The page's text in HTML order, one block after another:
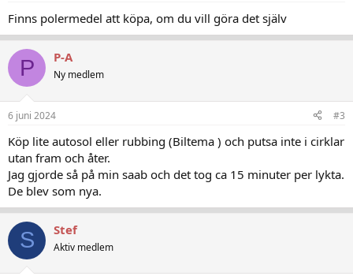
Finns polermedel att köpa, om du vill göra det själv
P P-A
Ny medlem
6 juni 2024 #3
Köp lite autosol eller rubbing (Biltema ) och putsa inte i cirklar
utan fram och åter.
Jag gjorde så på min saab och det tog ca 15 minuter per lykta.
De blev som nya.
S Stef
Aktiv medlem